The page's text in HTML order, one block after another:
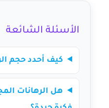
الأسئلة الشائعة
كيف أحدد حجم